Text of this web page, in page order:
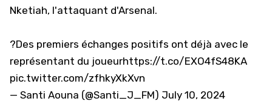
Nketiah, l'attaquant d'Arsenal.
?Des premiers échanges positifs ont déjà avec le
représentant du joueurhttps://t.co/EXO4fS48KA
pic.twitter.com/zfhkyXkXvn
— Santi Aouna (@Santi_J_FM) July 10, 2024